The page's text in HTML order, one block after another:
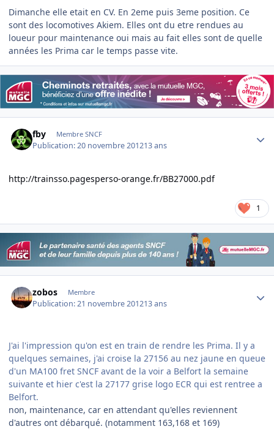
Dimanche elle etait en CV. En 2eme puis 3eme position. Ce
sont des locomotives Akiem. Elles ont du etre rendues au
loueur pour maintenance oui mais au fait elles sont de quelle
années les Prima car le temps passe vite.
fby Membre SNCF
Publication:20 novembre 201213 ans
http://trainsso.pagesperso-orange.fr/BB27000.pdf
1
zobos Membre
Publication:21 novembre 201213 ans
J'ai l'impression qu'on est en train de rendre les Prima. Il y a
quelques semaines, j'ai croise la 27156 au nez jaune en queue
d'un MA100 fret SNCF avant de la voir a Belfort la semaine
suivante et hier c'est la 27177 grise logo ECR qui est rentree a
Belfort.
non, maintenance, car en attendant qu'elles reviennent
d'autres ont débarqué. (notamment 163,168 et 169)